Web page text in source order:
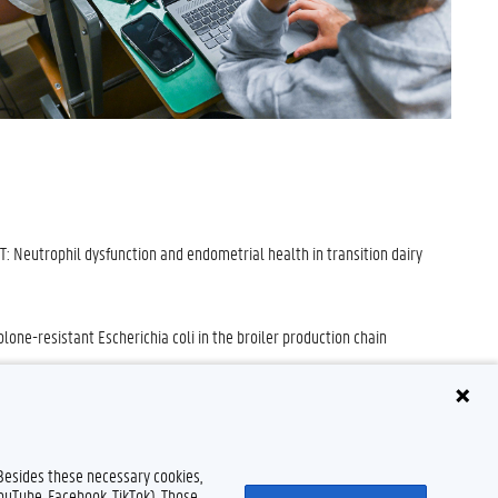
Neutrophil dysfunction and endometrial health in transition dairy
resistant Escherichia coli in the broiler production chain
these necessary cookies,